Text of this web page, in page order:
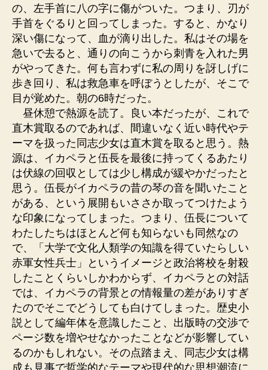
の、左手首に八の字に傷がついた。つまり、刃が
手首をぐるりと回ってしまった。すると、かなり
深い傷になって、血が滴り出した。私はその場を
急いで去ると、通りの向こうから刺青を入れた男
がやってきた。何も言わずに私の周りを訝しげに
歩き回り、私は救急車を呼ぼうとしたが、そこで
目が覚めた。朝の6時だった。
昼休憩で熱源を読了。良い本だったが、これで
直木賞取るのであれば、間違いなく近い時代やテ
ーマを扱った同志少女は直木賞を取ると思う。熱
源は、イカペラと伍長を最後に持ってくるあたり
は伏線の回収としては少し構成が緩やかだったと
思う。伍長がイカペラの昔の琴の音を聞いたこと
がある、という展開もいささか取ってつけたよう
な印象になってしまった。つまり、伍長について
わたしたちはほとんど何も知らないも同然なの
で、「大学で文化人類学の知識を得ていたらしい
赤軍女性兵士」というイメージと政治将校を射殺
したことくらいしかわからず、イカペラとの対話
では、イカペラの背景との情報量の差がありすぎ
たのでそこでどうしても白けてしまった。歴史小
説として編年体を意識したこと、出版時の交渉で
ページ数を増やせなかったことなどが影響してい
るのかもしれない。その点踏まえ、同志少女は構
成も見事で哲学的なテーマや現代的な思想潮流に